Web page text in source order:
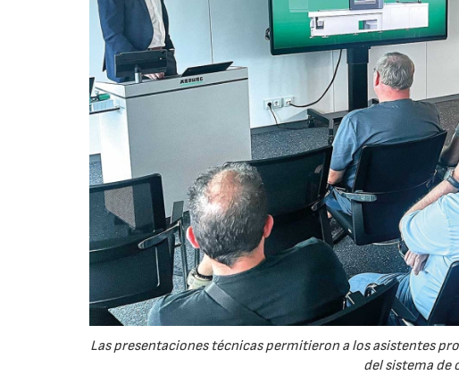
Las presentaciones técnicas permitieron a los asistentes
del sistema de